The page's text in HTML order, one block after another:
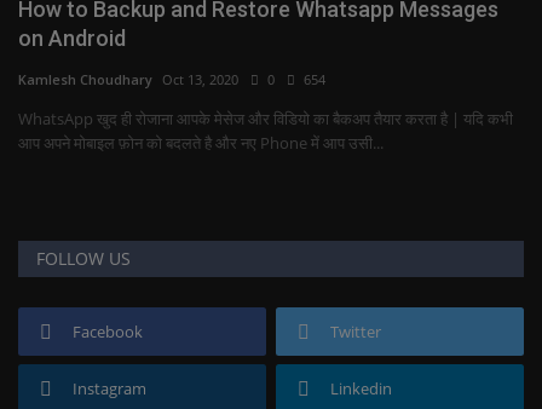
How to Backup and Restore Whatsapp Messages
on Android
Kamlesh Choudhary Oct 13, 2020 0 654
WhatsApp खुद ही रोजाना आपके मेसेज और विडियो का बैकअप तैयार करता है | यदि कभी
आप अपने मोबाइल फ़ोन को बदलते है और नए Phone में आप उसी...
FOLLOW US
Facebook Twitter
Instagram Linkedin